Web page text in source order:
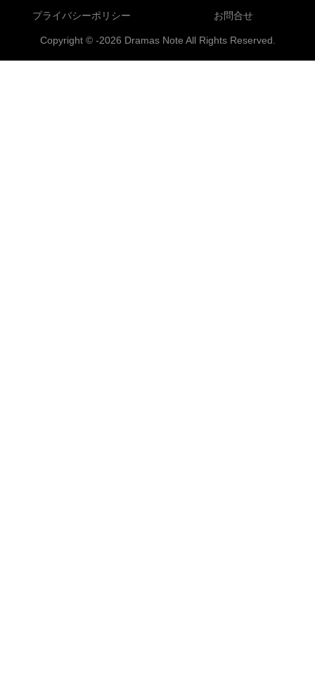
プライバシーポリシー お問合せ
Copyright © -2026 Dramas Note All Rights Reserved.